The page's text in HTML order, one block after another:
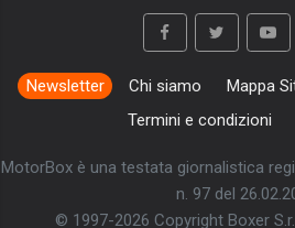
Newsletter Chi siamo Mappa
Termini e condizioni
MotorBox è una testata giornalistica
n. 97 del
© 1997-2026 Copyright Boxer